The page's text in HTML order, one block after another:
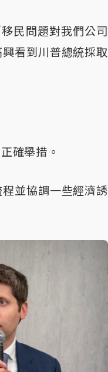
民問題對我們公司
看到川普總統採取
確舉措。
並協調一些經濟誘